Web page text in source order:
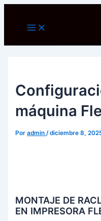
Main
Menu
máquina
Poradmin/diciembre 8,
MONTAJE DE
EN IMPRESORA